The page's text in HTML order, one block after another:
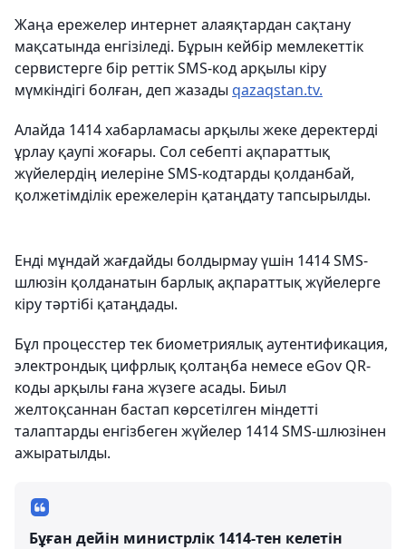
Жаңа ережелер интернет алаяқтардан сақтану
мақсатында енгізіледі. Бұрын кейбір мемлекеттік
сервистерге бір реттік SMS-код арқылы кіру
мүмкіндігі болған, деп жазады qazaqstan.tv.
Алайда 1414 хабарламасы арқылы жеке деректерді
ұрлау қаупі жоғары. Сол себепті ақпараттық
жүйелердің иелеріне SMS-кодтарды қолданбай,
қолжетімділік ережелерін қатаңдату тапсырылды.
Енді мұндай жағдайды болдырмау үшін 1414 SMS-
шлюзін қолданатын барлық ақпараттық жүйелерге
кіру тәртібі қатаңдады.
Бұл процесстер тек биометриялық аутентификация,
электрондық цифрлық қолтаңба немесе eGov QR-
коды арқылы ғана жүзеге асады. Биыл
желтоқсаннан бастап көрсетілген міндетті
талаптарды енгізбеген жүйелер 1414 SMS-шлюзінен
ажыратылды.
Бұған дейін министрлік 1414-тен келетін